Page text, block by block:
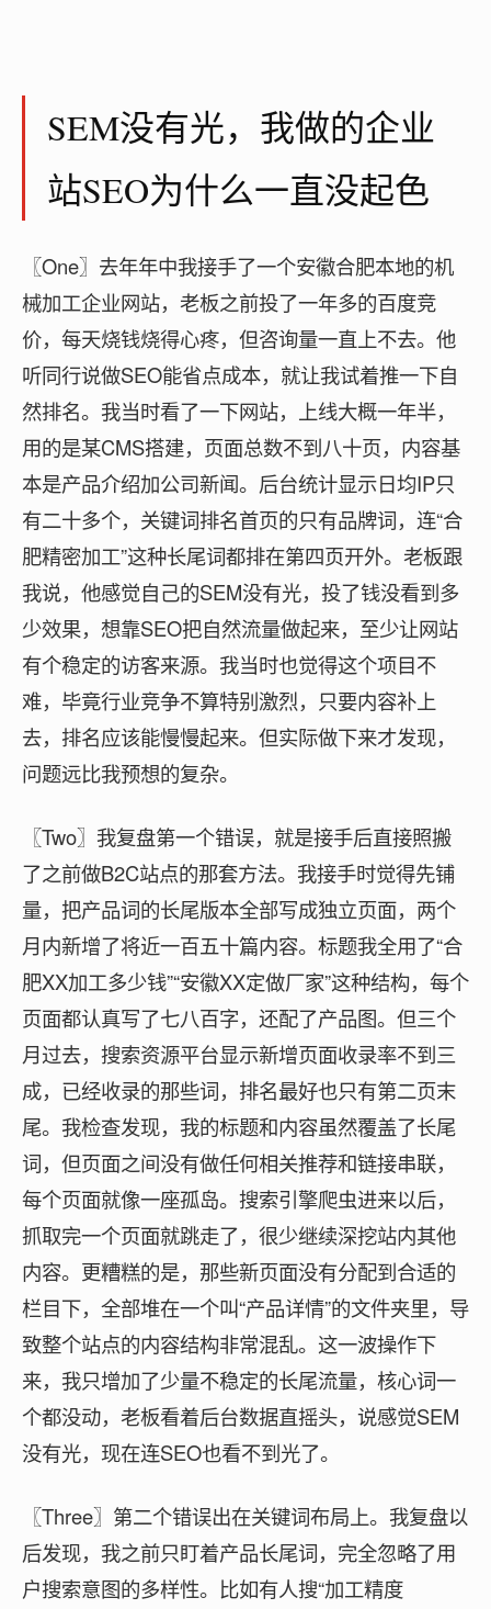
SEM没有光，我做的企业
站SEO为什么一直没起色
〖One〗去年年中我接手了一个安徽合肥本地的机
械加工企业网站，老板之前投了一年多的百度竞
价，每天烧钱烧得心疼，但咨询量一直上不去。他
听同行说做SEO能省点成本，就让我试着推一下自
然排名。我当时看了一下网站，上线大概一年半，
用的是某CMS搭建，页面总数不到八十页，内容基
本是产品介绍加公司新闻。后台统计显示日均IP只
有二十多个，关键词排名首页的只有品牌词，连“合
肥精密加工”这种长尾词都排在第四页开外。老板跟
我说，他感觉自己的SEM没有光，投了钱没看到多
少效果，想靠SEO把自然流量做起来，至少让网站
有个稳定的访客来源。我当时也觉得这个项目不
难，毕竟行业竞争不算特别激烈，只要内容补上
去，排名应该能慢慢起来。但实际做下来才发现，
问题远比我预想的复杂。
〖Two〗我复盘第一个错误，就是接手后直接照搬
了之前做B2C站点的那套方法。我接手时觉得先铺
量，把产品词的长尾版本全部写成独立页面，两个
月内新增了将近一百五十篇内容。标题我全用了“合
肥XX加工多少钱”“安徽XX定做厂家”这种结构，每个
页面都认真写了七八百字，还配了产品图。但三个
月过去，搜索资源平台显示新增页面收录率不到三
成，已经收录的那些词，排名最好也只有第二页末
尾。我检查发现，我的标题和内容虽然覆盖了长尾
词，但页面之间没有做任何相关推荐和链接串联，
每个页面就像一座孤岛。搜索引擎爬虫进来以后，
抓取完一个页面就跳走了，很少继续深挖站内其他
内容。更糟糕的是，那些新页面没有分配到合适的
栏目下，全部堆在一个叫“产品详情”的文件夹里，导
致整个站点的内容结构非常混乱。这一波操作下
来，我只增加了少量不稳定的长尾流量，核心词一
个都没动，老板看着后台数据直摇头，说感觉SEM
没有光，现在连SEO也看不到光了。
〖Three〗第二个错误出在关键词布局上。我复盘以
后发现，我之前只盯着产品长尾词，完全忽略了用
户搜索意图的多样性。比如有人搜“加工精度